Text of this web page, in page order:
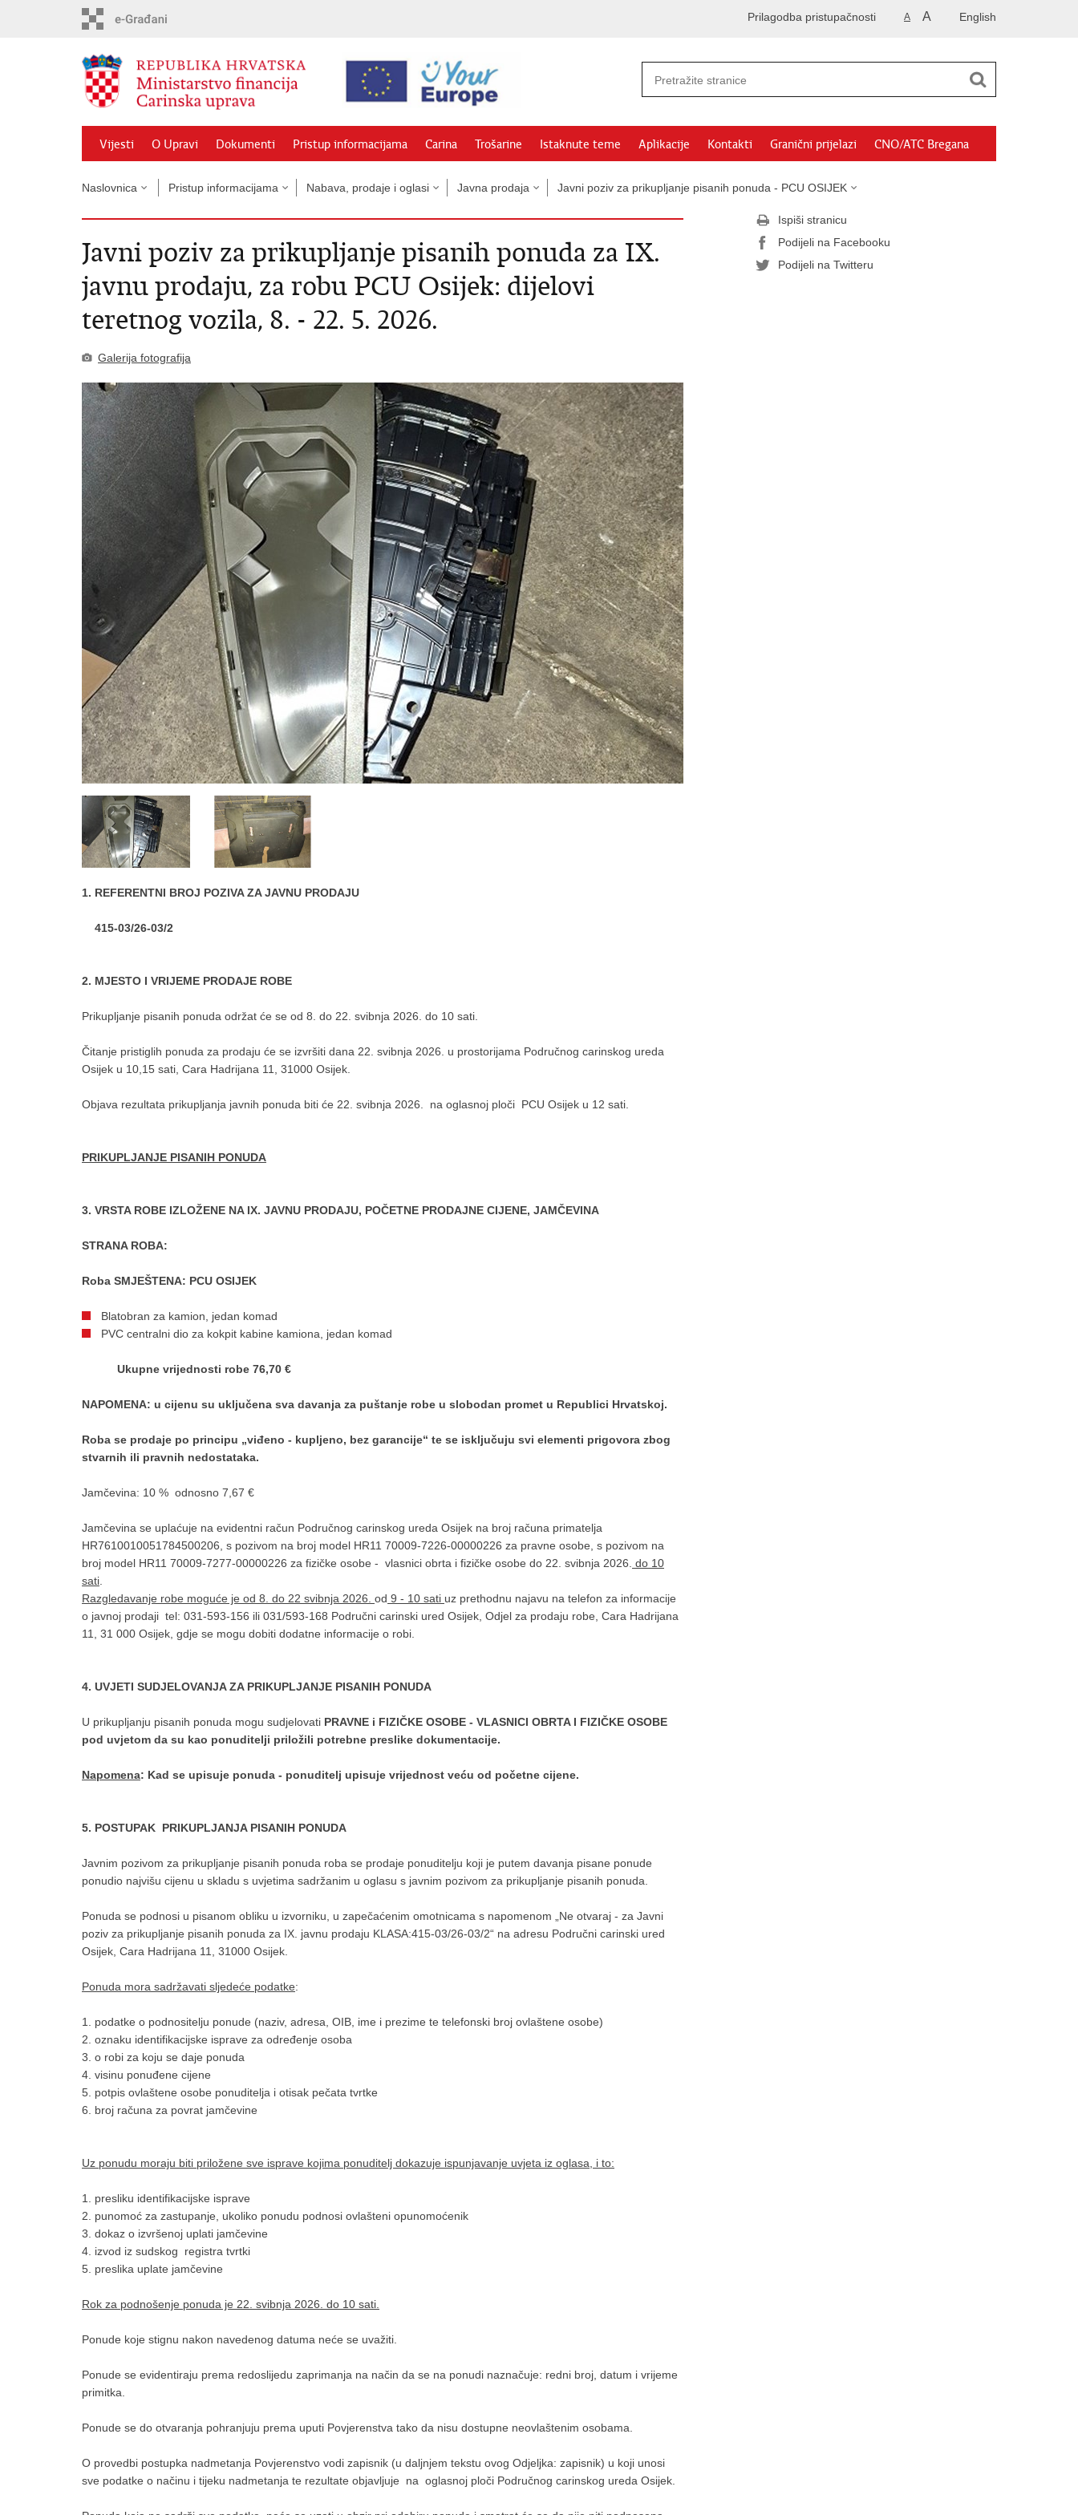
English
A A
Prilagodba pristupačnosti
Vijesti O Upravi Dokumenti Pristup informacijama Carina Trošarine Istaknute teme Aplikacije Kontakti Granični prijelazi CNO/ATC Bregana
Naslovnica Pristup informacijama Nabava, prodaje i oglasi Javna prodaja Javni poziv za prikupljanje pisanih ponuda - PCU OSIJEK
Javni poziv za prikupljanje pisanih ponuda za IX.
javnu prodaju, za robu PCU Osijek: dijelovi
teretnog vozila, 8. - 22. 5. 2026.
Galerija fotografija
1. REFERENTNI BROJ POZIVA ZA JAVNU PRODAJU
415-03/26-03/2
2. MJESTO I VRIJEME PRODAJE ROBE
Prikupljanje pisanih ponuda održat će se od 8. do 22. svibnja 2026. do 10 sati.
Čitanje pristiglih ponuda za prodaju će se izvršiti dana 22. svibnja 2026. u prostorijama Područnog carinskog ureda
Osijek u 10,15 sati, Cara Hadrijana 11, 31000 Osijek.
Objava rezultata prikupljanja javnih ponuda biti će 22. svibnja 2026. na oglasnoj ploči PCU Osijek u 12 sati.
PRIKUPLJANJE PISANIH PONUDA
3. VRSTA ROBE IZLOŽENE NA IX. JAVNU PRODAJU, POČETNE PRODAJNE CIJENE, JAMČEVINA
STRANA ROBA:
Roba SMJEŠTENA: PCU OSIJEK
Blatobran za kamion, jedan komad
PVC centralni dio za kokpit kabine kamiona, jedan komad
Ukupne vrijednosti robe 76,70 €
NAPOMENA: u cijenu su uključena sva davanja za puštanje robe u slobodan promet u Republici Hrvatskoj.
Roba se prodaje po principu „viđeno - kupljeno, bez garancije“ te se isključuju svi elementi prigovora zbog
stvarnih ili pravnih nedostataka.
Jamčevina: 10 % odnosno 7,67 €
Jamčevina se uplaćuje na evidentni račun Područnog carinskog ureda Osijek na broj računa primatelja
HR7610010051784500206, s pozivom na broj model HR11 70009-7226-00000226 za pravne osobe, s pozivom na
broj model HR11 70009-7277-00000226 za fizičke osobe - vlasnici obrta i fizičke osobe do 22. svibnja 2026. do 10
sati
Razgledavanje robe moguće je od 8. do 22 svibnja 2026. od 9 - 10 sati uz prethodnu najavu na telefon za informacije
o javnoj prodaji tel: 031-593-156 ili 031/593-168 Područni carinski ured Osijek, Odjel za prodaju robe, Cara Hadrijana
11, 31 000 Osijek, gdje se mogu dobiti dodatne informacije o robi.
4. UVJETI SUDJELOVANJA ZA PRIKUPLJANJE PISANIH PONUDA
U prikupljanju pisanih ponuda mogu sudjelovati PRAVNE i FIZIČKE OSOBE - VLASNICI OBRTA I FIZIČKE OSOBE
pod uvjetom da su kao ponuditelji priložili potrebne preslike dokumentacije.
Napomena: Kad se upisuje ponuda - ponuditelj upisuje vrijednost veću od početne cijene.
5. POSTUPAK PRIKUPLJANJA PISANIH PONUDA
Javnim pozivom za prikupljanje pisanih ponuda roba se prodaje ponuditelju koji je putem davanja pisane ponude
ponudio najvišu cijenu u skladu s uvjetima sadržanim u oglasu s javnim pozivom za prikupljanje pisanih ponuda.
Ponuda se podnosi u pisanom obliku u izvorniku, u zapečaćenim omotnicama s napomenom „Ne otvaraj - za Javni
poziv za prikupljanje pisanih ponuda za IX. javnu prodaju KLASA:415-03/26-03/2“ na adresu Područni carinski ured
Osijek, Cara Hadrijana 11, 31000 Osijek.
Ponuda mora sadržavati sljedeće podatke:
1. podatke o podnositelju ponude (naziv, adresa, OIB, ime i prezime te telefonski broj ovlaštene osobe)
2. oznaku identifikacijske isprave za određenje osoba
3. o robi za koju se daje ponuda
4. visinu ponuđene cijene
5. potpis ovlaštene osobe ponuditelja i otisak pečata tvrtke
6. broj računa za povrat jamčevine
Uz ponudu moraju biti priložene sve isprave kojima ponuditelj dokazuje ispunjavanje uvjeta iz oglasa, i to:
1. presliku identifikacijske isprave
2. punomoć za zastupanje, ukoliko ponudu podnosi ovlašteni opunomoćenik
3. dokaz o izvršenoj uplati jamčevine
4. izvod iz sudskog registra tvrtki
5. preslika uplate jamčevine
Rok za podnošenje ponuda je 22. svibnja 2026. do 10 sati.
Ponude koje stignu nakon navedenog datuma neće se uvažiti.
Ponude se evidentiraju prema redoslijedu zaprimanja na način da se na ponudi naznačuje: redni broj, datum i vrijeme
primitka.
Ponude se do otvaranja pohranjuju prema uputi Povjerenstva tako da nisu dostupne neovlaštenim osobama.
O provedbi postupka nadmetanja Povjerenstvo vodi zapisnik (u daljnjem tekstu ovog Odjeljka: zapisnik) u koji unosi
sve podatke o načinu i tijeku nadmetanja te rezultate objavljuje na oglasnoj ploči Područnog carinskog ureda Osijek.
Ispiši stranicu
Podijeli na Facebooku
Podijeli na Twitteru